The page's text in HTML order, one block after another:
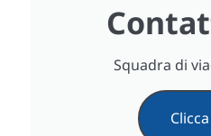
Squadra di